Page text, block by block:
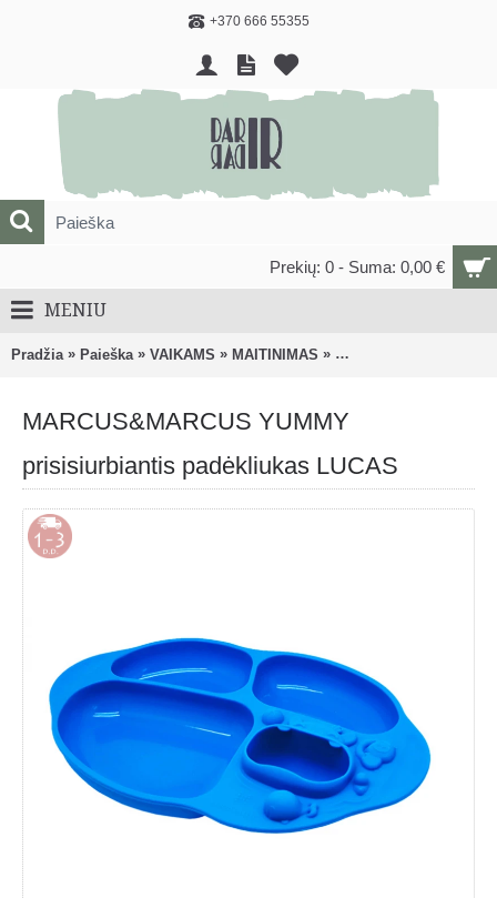
+370 666 55355
Prekių: 0 - Suma: 0,00 €
MENIU
Pradžia » Paieška » VAIKAMS » MAITINIMAS » Vaikiški dubenėliai,
MARCUS&MARCUS YUMMY
prisisiurbiantis padėkliukas LUCAS